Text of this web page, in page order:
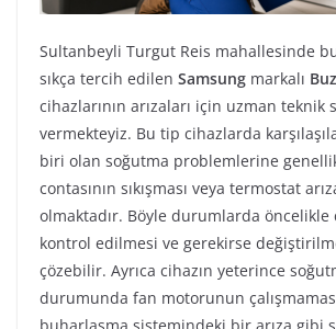
Sultanbeyli Turgut Reis mahallesinde
sıkça tercih edilen Samsung markalı
cihazlarının arızaları için uzman teknik
vermekteyiz. Bu tip cihazlarda
biri olan soğutma problemlerine
contasının sıkışması veya termostat
olmaktadır. Böyle durumlarda öncelikle
kontrol edilmesi ve gerekirse
çözebilir. Ayrıca cihazın yeterince
durumunda fan motorunun
buharlaşma sistemindeki bir arıza gibi